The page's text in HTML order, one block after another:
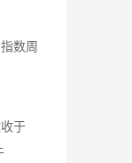
数周
于